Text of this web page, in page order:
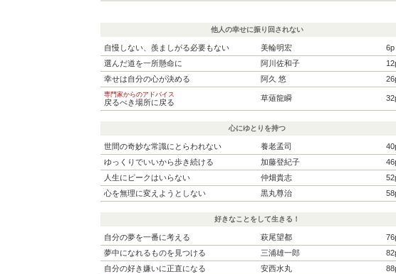
他人の幸せに振り回されない
自慢しない、羨ましがる必要もない 美輪明宏
6p
選んだ道を一所懸命に
阿川佐和子
幸せは自分の心が決める
阿久 悠
専門家からのアドバイス
戻るべき場所に戻る 草薙龍瞬
心にゆとりを持つ
世間の奇妙な常識にとらわれない 養老孟司
ゆっくりでいいから歩き続ける
加藤登紀子
人生にピークはいらない
仲畑貴志
心を無理に変えようとしない
黒丸尊治
好きなことをして生きる！
自分の夢を一番に考える 萩尾望都
夢中になれるものを見つける
三浦雄一郎
自分の好き嫌いに正直になる
安西水丸